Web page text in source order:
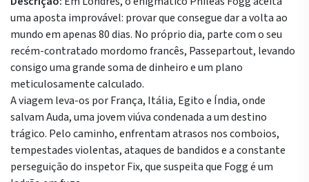
ao
Mundo
em
80
Dias
uma aposta improvável: provar que consegue dar a volta ao
mundo em apenas 80 dias. No próprio dia, parte com o seu
recém-contratado mordomo francês, Passepartout, levando
consigo uma grande soma de dinheiro e um plano
meticulosamente calculado.
A viagem leva-os por França, Itália, Egito e Índia, onde
salvam Auda, uma jovem viúva condenada a um destino
trágico. Pelo caminho, enfrentam atrasos nos comboios,
tempestades violentas, ataques de bandidos e a constante
perseguição do inspetor Fix, que suspeita que Fogg é um